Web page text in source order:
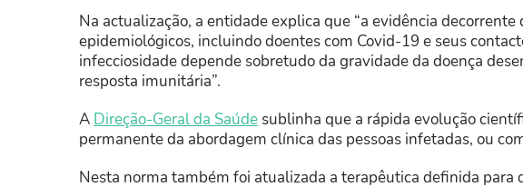
Na actualização, a entidade explica que “a evidência
epidemiológicos, incluindo doentes com Covid-19 e seus
infecciosidade depende sobretudo da gravidade da doença
resposta imunitária”.
A Direção-Geral da Saúde sublinha que a rápida evolução
permanente da abordagem clínica das pessoas infetadas, ou
Nesta norma também foi atualizada a terapêutica definida para